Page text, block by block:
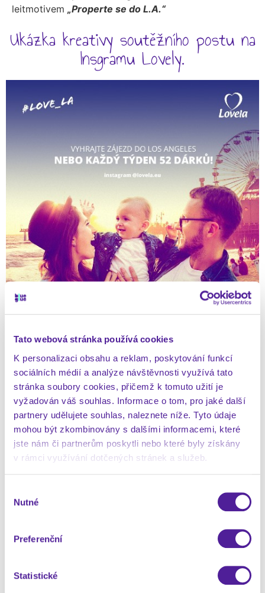
Tato webová stránka používá cookies
K personalizaci obsahu a reklam, poskytování funkcí
sociálních médií a analýze návštěvnosti využívá tato
stránka soubory cookies, přičemž k tomuto užití je
vyžadován váš souhlas. Informace o tom, pro jaké další
partnery udělujete souhlas, naleznete níže. Tyto údaje
mohou být zkombinovány s dalšími informacemi, které
jste nám či partnerům poskytli nebo které byly získány
v rámci využívání dotčených stránek a služeb.
souhlasu
Nutné
Preferenční
Statistické
leitmotivem „Properte se do L.A.“
Ukázka kreativy soutěžního postu na
Insgramu Lovely.
Soutěž probíhala od 1. do 28. února. Mohl se do ní
zapojit kdokoliv, kdo sdílel na Instagramu fotku nebo
video při praní s hashtagem #love_la a označením
profilu Lovely. Účastníci se mohli těšit na tyto 3 typy
cen:
1. cena – zájezd do Los Angeles pro
čtyřčlennou rodinu
2. cena – nový kočárek
Zájezd do L. A. vyhrál nejkreativnější post, o kterém
autorovi příspěvku s nejvyšším počtem lajků. Třetí
SPOJENÍ INFLUENCERŮ A